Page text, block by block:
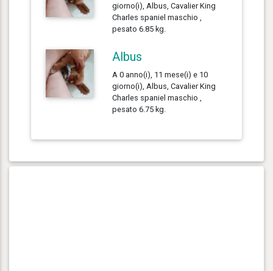
giorno(i), Albus, Cavalier King
Charles spaniel maschio ,
pesato 6.85 kg.
Albus
A 0 anno(i), 11 mese(i) e 10
giorno(i), Albus, Cavalier King
Charles spaniel maschio ,
pesato 6.75 kg.